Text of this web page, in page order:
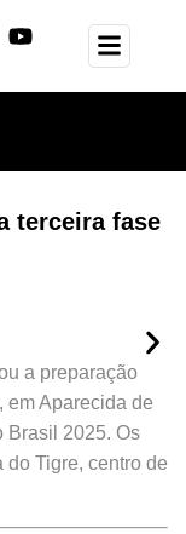
terceira fase
a preparação
em Aparecida de
Brasil 2025. Os
Tigre, centro de